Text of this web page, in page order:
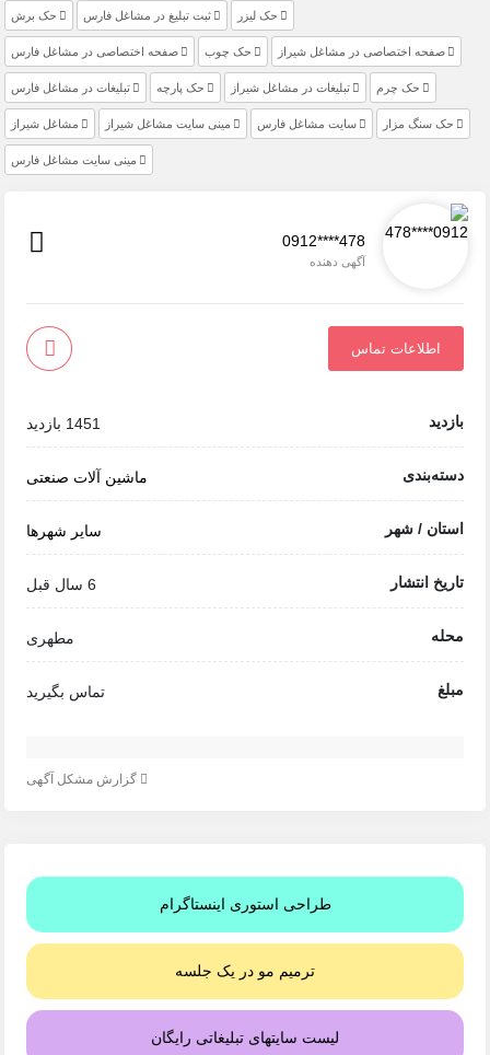
حک لیزر ثبت تبلیغ در مشاغل فارس حک برش
صفحه اختصاصی در مشاغل شیراز حک چوب صفحه اختصاصی در مشاغل فارس
حک چرم تبلیغات در مشاغل شیراز حک پارچه تبلیغات در مشاغل فارس
حک سنگ مزار سایت مشاغل فارس مینی سایت مشاغل شیراز مشاغل شیراز
مینی سایت مشاغل فارس
0912****478
آگهی دهنده
اطلاعات تماس
بازدید 1451 بازدید
دسته‌بندی ماشین آلات صنعتی
استان / شهر سایر شهرها
تاریخ انتشار 6 سال قبل
محله مطهری
مبلغ تماس بگیرید
گزارش مشکل آگهی
طراحی استوری اینستاگرام
ترمیم مو در یک جلسه
لیست سایتهای تبلیغاتی رایگان